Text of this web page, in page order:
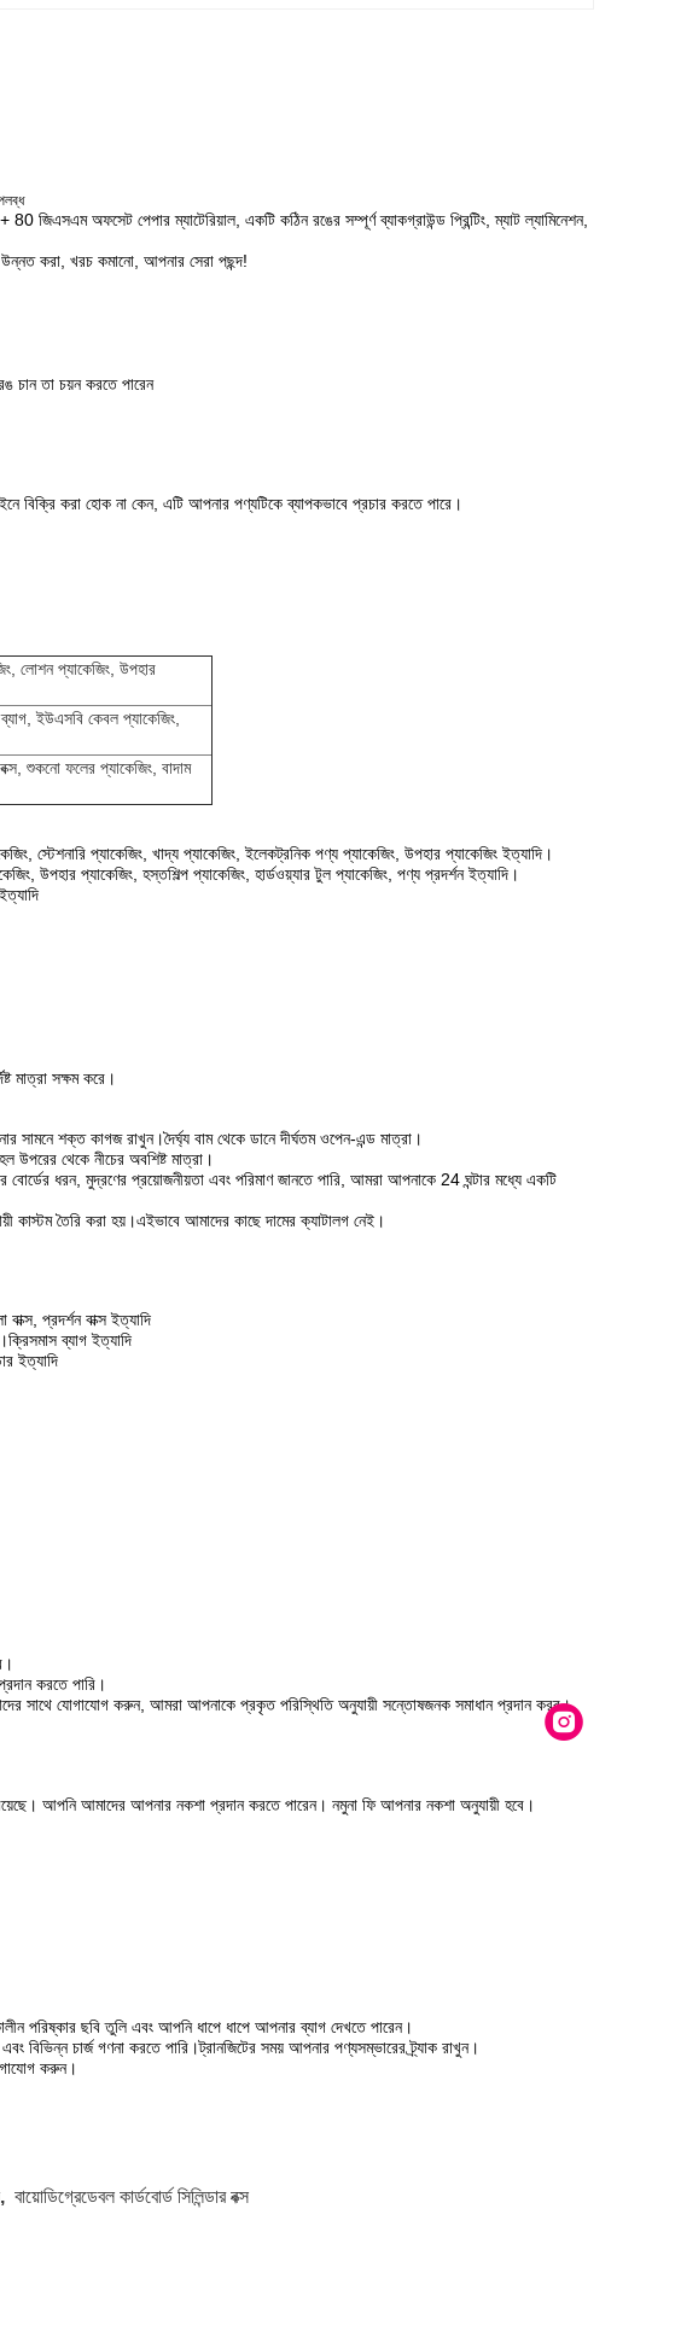
জিএসএম অফসেট পেপার ম্যাটেরিয়াল, একটি কঠিন রঙের সম্পূর্ণ ব্যাকগ্রাউন্ড প্রিন্টিং, ম্যাট ল্যামিনেশন,
উন্নত করা, খরচ কমানো, আপনার সেরা পছন্দ!
চান তা চয়ন করতে পারেন
বিক্রি করা হোক না কেন, এটি আপনার পণ্যটিকে ব্যাপকভাবে প্রচার করতে পারে।
লোশন প্যাকেজিং, উপহার
ইউএসবি কেবল প্যাকেজিং,
শুকনো ফলের প্যাকেজিং, বাদাম
স্টেশনারি প্যাকেজিং, খাদ্য প্যাকেজিং, ইলেকট্রনিক পণ্য প্যাকেজিং, উপহার প্যাকেজিং ইত্যাদি।
উপহার প্যাকেজিং, হস্তশিল্প প্যাকেজিং, হার্ডওয়্যার টুল প্যাকেজিং, পণ্য প্রদর্শন ইত্যাদি।
মাত্রা সক্ষম করে।
শক্ত কাগজ রাখুন।দৈর্ঘ্য বাম থেকে ডানে দীর্ঘতম ওপেন-এন্ড মাত্রা।
উপরের থেকে নীচের অবশিষ্ট মাত্রা।
ধরন, মুদ্রণের প্রয়োজনীয়তা এবং পরিমাণ জানতে পারি, আমরা আপনাকে 24 ঘন্টার মধ্যে একটি
তৈরি করা হয়।এইভাবে আমাদের কাছে দামের ক্যাটালগ নেই।
প্রদর্শন বাক্স ইত্যাদি
ব্যাগ ইত্যাদি
ইত্যাদি
করতে পারি।
সাথে যোগাযোগ করুন, আমরা আপনাকে প্রকৃত পরিস্থিতি অনুযায়ী সন্তোষজনক সমাধান প্রদান করব।
আপনি আমাদের আপনার নকশা প্রদান করতে পারেন। নমুনা ফি আপনার নকশা অনুযায়ী হবে।
পরিষ্কার ছবি তুলি এবং আপনি ধাপে ধাপে আপনার ব্যাগ দেখতে পারেন।
বিভিন্ন চার্জ গণনা করতে পারি।ট্রানজিটের সময় আপনার পণ্যসম্ভারের ট্র্যাক রাখুন।
করুন।
, বায়োডিগ্রেডেবল কার্ডবোর্ড সিলিন্ডার বক্স